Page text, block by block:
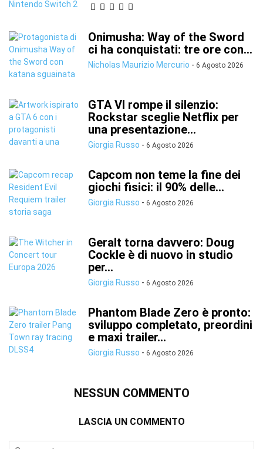
Onimusha: Way of the Sword
ci ha conquistati: tre ore con...
Nicholas Maurizio Mercurio - 6 Agosto 2026
GTA VI rompe il silenzio:
Rockstar sceglie Netflix per
una presentazione...
Giorgia Russo - 6 Agosto 2026
Capcom non teme la fine dei
giochi fisici: il 90% delle...
Giorgia Russo - 6 Agosto 2026
Geralt torna davvero: Doug
Cockle è di nuovo in studio
per...
Giorgia Russo - 6 Agosto 2026
Phantom Blade Zero è pronto:
sviluppo completato, preordini
e maxi trailer...
Giorgia Russo - 6 Agosto 2026
NESSUN COMMENTO
LASCIA UN COMMENTO